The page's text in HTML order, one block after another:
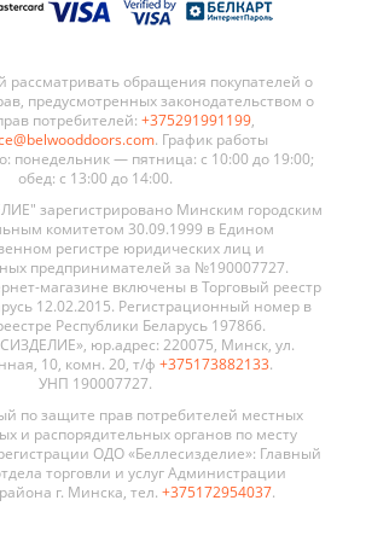
обращения покупателей о
предусмотренных законодательством о
потребителей: +375291991199,
. График работы
понедельник — пятница: с 10:00 до 19:00;
обед: с 13:00 до 14:00.
зарегистрировано Минским городским
комитетом 30.09.1999 в Едином
регистре юридических лиц и
предпринимателей за №190007727.
магазине включены в Торговый реестр
12.02.2015. Регистрационный номер в
Республики Беларусь 197866.
юр.адрес: 220075, Минск, ул.
10, комн. 20, т/ф +375173882133.
УНП 190007727.
по защите прав потребителей местных
и распорядительных органов по месту
ОДО «Беллесизделие»: Главный
торговли и услуг Администрации
г. Минска, тел. +375172954037.